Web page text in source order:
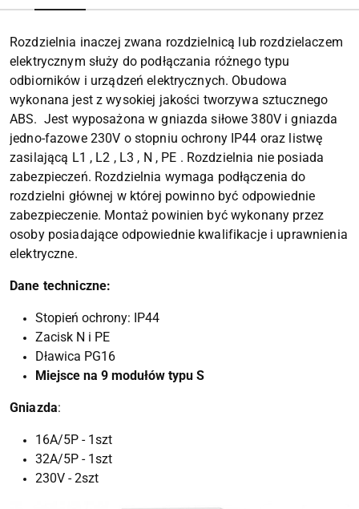
Rozdzielnia inaczej zwana rozdzielnicą lub rozdzielaczem
elektrycznym służy do podłączania różnego typu
odbiorników i urządzeń elektrycznych. Obudowa
wykonana jest z wysokiej jakości tworzywa sztucznego
ABS. Jest wyposażona w gniazda siłowe 380V i gniazda
jedno-fazowe 230V o stopniu ochrony IP44 oraz listwę
zasilającą L1 , L2 , L3 , N , PE . Rozdzielnia nie posiada
zabezpieczeń. Rozdzielnia wymaga podłączenia do
rozdzielni głównej w której powinno być odpowiednie
zabezpieczenie. Montaż powinien być wykonany przez
osoby posiadające odpowiednie kwalifikacje i uprawnienia
elektryczne.
Dane techniczne:
Stopień ochrony: IP44
Zacisk N i PE
Dławica PG16
Miejsce na 9 modułów typu S
Gniazda:
16A/5P - 1szt
32A/5P - 1szt
230V - 2szt